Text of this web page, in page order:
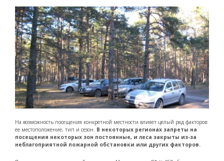
На возможность посещения конкретной местности влияет целый ряд факторов:
ее местоположение, тип и сезон. В некоторых регионах запреты на
посещения некоторых зон постоянные, и леса закрыты из-за
неблагоприятной пожарной обстановки или других факторов.